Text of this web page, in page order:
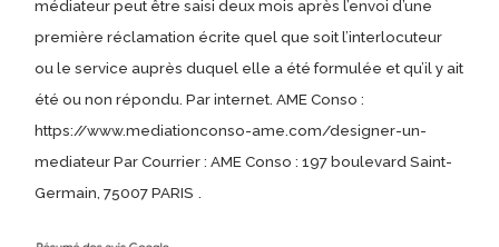
médiateur peut être saisi deux mois après l’envoi d’une
première réclamation écrite quel que soit l’interlocuteur
ou le service auprès duquel elle a été formulée et qu’il y ait
été ou non répondu. Par internet. AME Conso :
https://www.mediationconso-ame.com/designer-un-
mediateur Par Courrier : AME Conso : 197 boulevard Saint-
Germain, 75007 PARIS .